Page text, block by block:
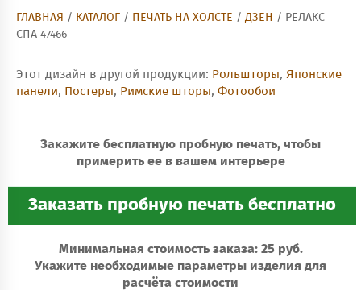
ГЛАВНАЯ / КАТАЛОГ / ПЕЧАТЬ НА ХОЛСТЕ / ДЗЕН
/ РЕЛАКС
СПА 47466
Этот дизайн в другой продукции: Рольшторы, Японские
панели, Постеры, Римские шторы, Фотообои
Закажите бесплатную пробную печать, чтобы
примерить ее в вашем интерьере
Минимальная стоимость заказа: 25 руб.
Укажите необходимые параметры изделия для
расчёта стоимости